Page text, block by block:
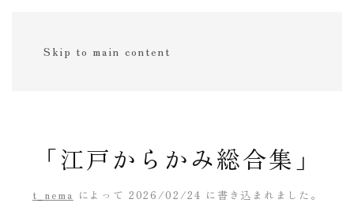
Skip to main content
「江戸からかみ総合集」
t_nema によって 2026/02/24 に書き込まれました。